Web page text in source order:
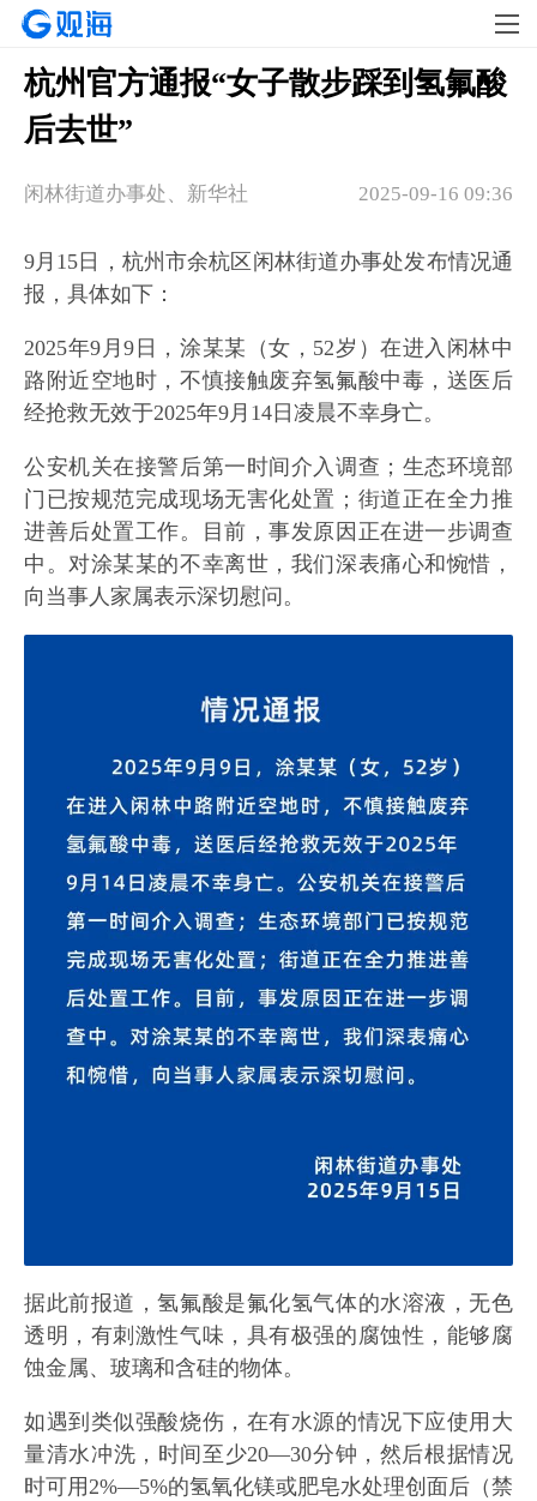
杭州官方通报“女子散步踩到氢氟酸
后去世”
2025-09-16 09:36
闲林街道办事处、新华社
9月15日，杭州市余杭区闲林街道办事处发布情况通
报，具体如下：
2025年9月9日，涂某某（女，52岁）在进入闲林中
路附近空地时，不慎接触废弃氢氟酸中毒，送医后
经抢救无效于2025年9月14日凌晨不幸身亡。
公安机关在接警后第一时间介入调查；生态环境部
门已按规范完成现场无害化处置；街道正在全力推
进善后处置工作。目前，事发原因正在进一步调查
中。对涂某某的不幸离世，我们深表痛心和惋惜，
向当事人家属表示深切慰问。
据此前报道，氢氟酸是氟化氢气体的水溶液，无色
透明，有刺激性气味，具有极强的腐蚀性，能够腐
蚀金属、玻璃和含硅的物体。
如遇到类似强酸烧伤，在有水源的情况下应使用大
量清水冲洗，时间至少20—30分钟，然后根据情况
时可用2%—5%的氢氧化镁或肥皂水处理创面后（禁